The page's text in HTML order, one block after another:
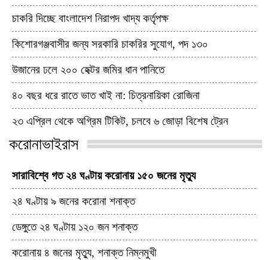
চাকরি দিচ্ছে বাংলাদেশ নিরাপদ খাদ্য কর্তৃপক্ষ
কিশোরগঞ্জবাসীর জন্য সরকারি চাকরির সুযোগ, পদ ১৩০
উজানের ঢলে ২০০ হেক্টর জমির ধান পানিতে
৪০ বছর ধরে রাতে ভাত খাই না: চিত্রনায়িকা রোজিনা
২৩ এপ্রিল থেকে অগ্রিম টিকিট, চলবে ৬ জোড়া বিশেষ ট্রেন
করোনাভাইরাস
সারাবিশ্বে গত ২৪ ঘণ্টায় করোনায় ১৫০ জনের মৃত্যু
২৪ ঘণ্টায় ৯ জনের করোনা শনাক্ত
ডেঙ্গুতে ২৪ ঘণ্টায় ১২০ জন শনাক্ত
করোনায় ৪ জনের মৃত্যু, শনাক্ত নিম্নমুখী